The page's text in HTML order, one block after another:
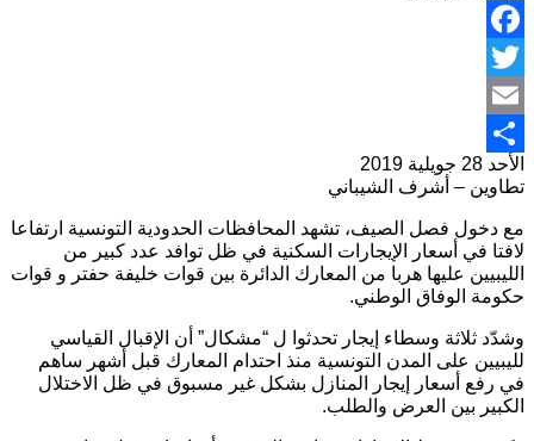
Facebook
Twitter
Email
نشر
الأحد 28 جويلية 2019
تطاوين – أشرف الشيباني
مع دخول فصل الصيف، تشهد المحافظات الحدودية التونسية ارتفاعا
لافتا في أسعار الإيجارات السكنية في ظل توافد عدد كبير من
الليبيين عليها هربا من المعارك الدائرة بين قوات خليفة حفتر و قوات
حكومة الوفاق الوطني.
وشدّد ثلاثة وسطاء إيجار تحدثوا ل “مشكال” أن الإقبال القياسي
لليبيين على المدن التونسية منذ احتدام المعارك قبل أشهر ساهم
في رفع أسعار إيجار المنازل بشكل غير مسبوق في ظل الاختلال
الكبير بين العرض والطلب.